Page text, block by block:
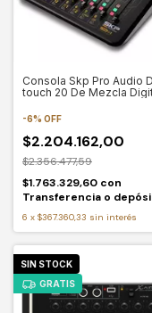
Consola Skp Pro Audio
touch 20 De Mezcla
-6% OFF
$2.204.162,00
$2.356.477,59
$1.763.329,60 con
Transferencia o
6 x $367.360,33 sin interés
SIN STOCK
GRATIS